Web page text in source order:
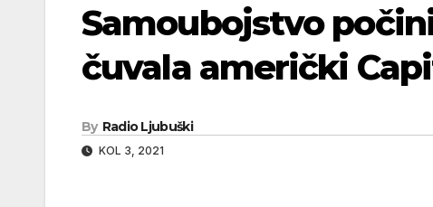
Samoubojstvo
čuvala američki
By Radio Ljubuški
KOL 3, 2021